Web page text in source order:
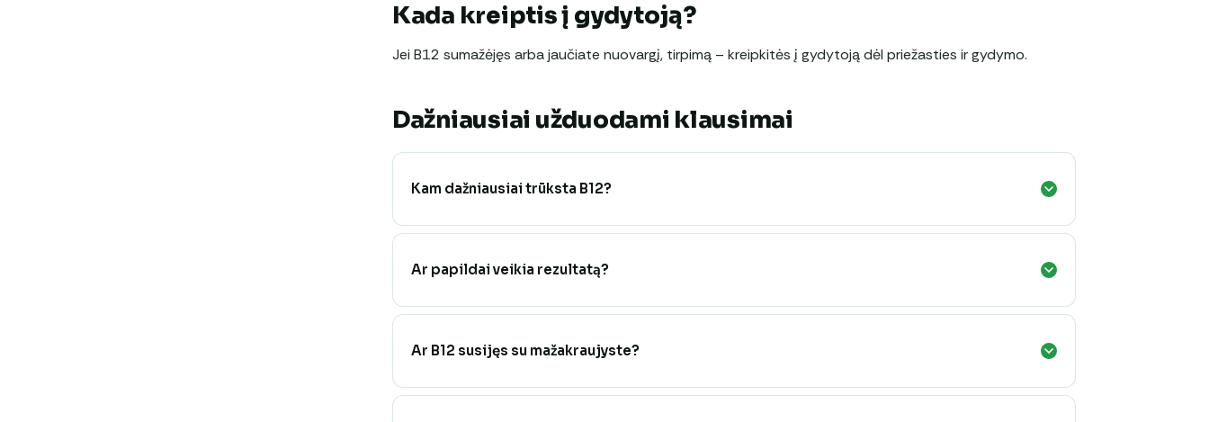
Kada kreiptis į gydytoją?
Jei B12 sumažėjęs arba jaučiate nuovargį, tirpimą – kreipkitės į gydytoją dėl priežasties ir gydymo.
Dažniausiai užduodami klausimai
Kam dažniausiai trūksta B12?
Ar papildai veikia rezultatą?
Ar B12 susijęs su mažakraujyste?